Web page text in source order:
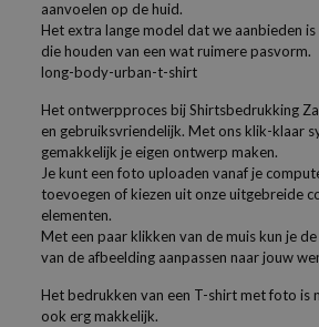
aanvoelen op de huid.
Het extra lange model dat we aanbieden
die houden van een wat ruimere pasvorm.
long-body-urban-t-shirt
Het ontwerpproces bij Shirtsbedrukking
en gebruiksvriendelijk. Met ons klik-klaar
gemakkelijk je eigen ontwerp maken.
Je kunt een foto uploaden vanaf je
toevoegen of kiezen uit onze uitgebreide
elementen.
Met een paar klikken van de muis kun je
van de afbeelding aanpassen naar jouw
Het bedrukken van een T-shirt met foto is
ook erg makkelijk.